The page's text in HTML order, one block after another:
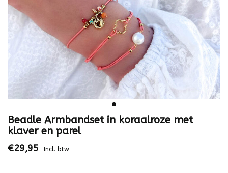
Beadle Armbandset in koraalroze met
klaver en parel
€29,95 Incl. btw